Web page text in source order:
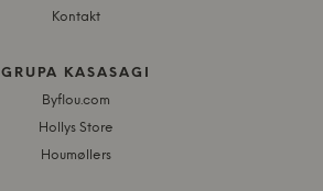
Kontakt
GRUPA KASASAGI
Byflou.com
Hollys Store
Houmøllers